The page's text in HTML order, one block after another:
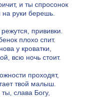
и ты спросонок
руки берешь.
прививки.
плохо спит.
у кроватки,
всю ночь стоит.
проходят,
твой малыш.
слава Богу,